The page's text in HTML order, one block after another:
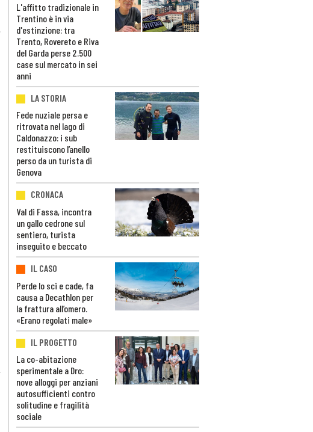
L'affitto tradizionale in
Trentino è in via
d'estinzione: tra
Trento, Rovereto e Riva
del Garda perse 2.500
case sul mercato in sei
anni
LA STORIA
Fede nuziale persa e
ritrovata nel lago di
Caldonazzo: i sub
restituiscono l’anello
perso da un turista di
Genova
CRONACA
Val di Fassa, incontra
un gallo cedrone sul
sentiero, turista
inseguito e beccato
IL CASO
Perde lo sci e cade, fa
causa a Decathlon per
la frattura all’omero.
«Erano regolati male»
IL PROGETTO
La co-abitazione
sperimentale a Dro:
nove alloggi per anziani
autosufficienti contro
solitudine e fragilità
sociale